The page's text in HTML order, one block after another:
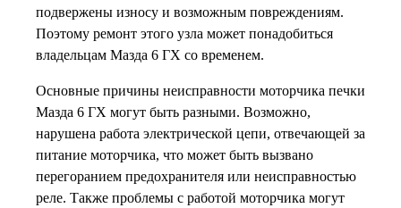
подвержены износу и возможным повреждениям.
Поэтому ремонт этого узла может понадобиться
владельцам Мазда 6 ГХ со временем.
Основные причины неисправности моторчика печки
Мазда 6 ГХ могут быть разными. Возможно,
нарушена работа электрической цепи, отвечающей за
питание моторчика, что может быть вызвано
перегоранием предохранителя или неисправностью
реле. Также проблемы с работой моторчика могут